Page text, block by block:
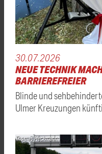
30.07.2026
NEUE TECHNIK
BARRIEREFREIER
Blinde und
Ulmer Kreuzungen
Thomas Heckmann